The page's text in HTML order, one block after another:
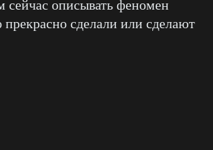
сейчас описывать феномен
прекрасно сделали или сделают